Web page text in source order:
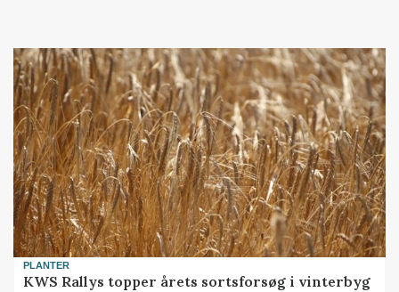
PLANTER
KWS Rallys topper årets sortsforsøg i vinterbyg